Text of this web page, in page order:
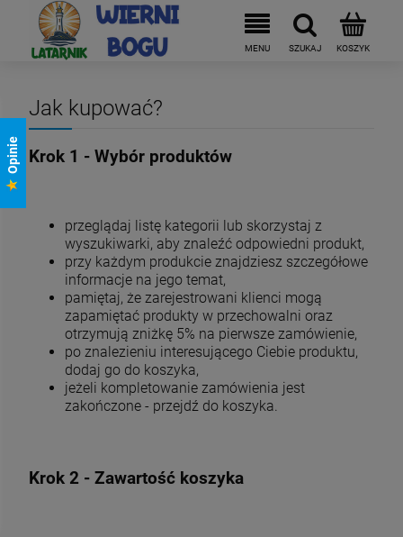
Jak kupować?
Krok 1 - Wybór produktów
przeglądaj listę kategorii lub skorzystaj z
wyszukiwarki, aby znaleźć odpowiedni produkt,
przy każdym produkcie znajdziesz szczegółowe
informacje na jego temat,
pamiętaj, że zarejestrowani klienci mogą
zapamiętać produkty w przechowalni oraz
otrzymują zniżkę 5% na pierwsze zamówienie,
po znalezieniu interesującego Ciebie produktu,
dodaj go do koszyka,
jeżeli kompletowanie zamówienia jest
zakończone - przejdź do koszyka.
Krok 2 - Zawartość koszyka
Opinie